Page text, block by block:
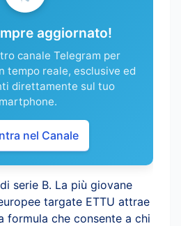
aggiornato!
canale Telegram per
tempo reale, esclusive ed
direttamente sul tuo
nel Canale
serie B. La più giovane
targate ETTU attrae
formula che consente a chi